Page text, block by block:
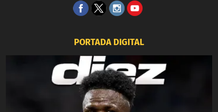
PORTADA DIGITAL